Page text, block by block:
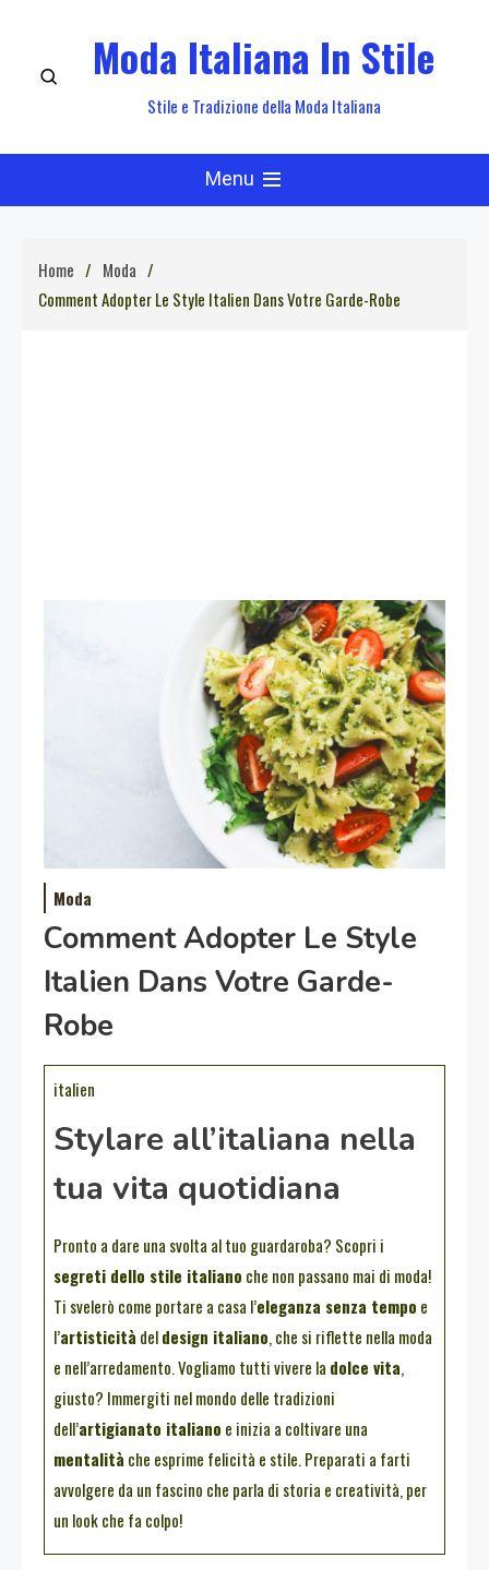
content
Moda Italiana In Stile
Stile e Tradizione della Moda Italiana
Menu
Home
Moda
Comment Adopter Le Style Italien Dans Votre Garde-Robe
Moda
Comment Adopter Le Style
Italien Dans Votre Garde-
Robe
italien
Stylare all’italiana nella
tua vita quotidiana
Pronto a dare una svolta al tuo guardaroba? Scopri i
segreti dello stile italiano che non passano mai di moda!
Ti svelerò come portare a casa l’eleganza senza tempo e
l’artisticità deldesign italiano, che si riflette nella moda
e nell’arredamento. Vogliamo tutti vivere la dolce vita,
giusto? Immergiti nel mondo delle tradizioni
dell’artigianato italiano e inizia a coltivare una
mentalità che esprime felicità e stile. Preparati a farti
avvolgere da un fascino che parla di storia e creatività, per
un look che fa colpo!